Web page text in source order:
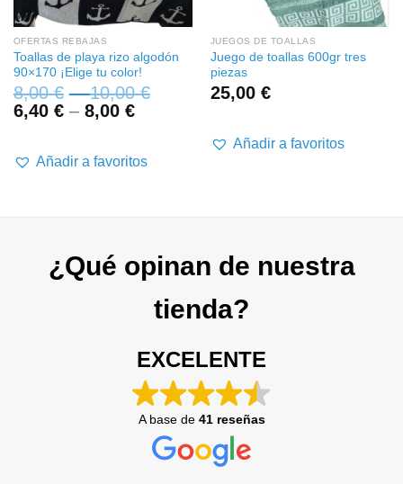
OFERTAS REBAJAS
Toallas de playa rizo algodón
90×170 ¡Elige tu color!
8,00€ –10,00€
6,40 €– 8,00 €
Añadir a favoritos
JUEGOS DE TOALLAS
Juego de toallas 600gr tres
piezas
25,00 €
Añadir a favoritos
¿Qué opinan de nuestra
tienda?
EXCELENTE
A base de 41 reseñas